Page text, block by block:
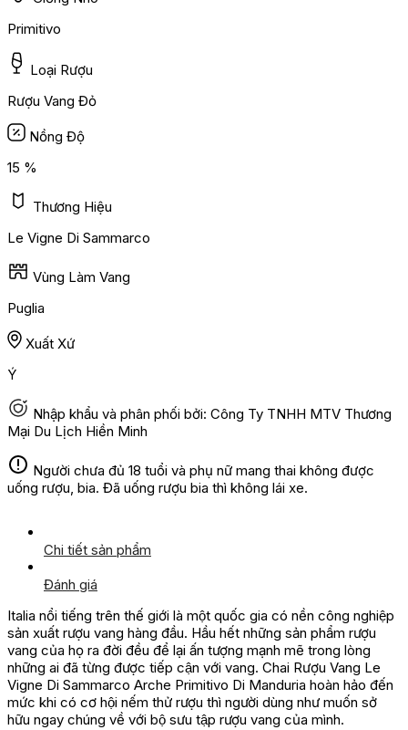
Primitivo
Loại Rượu
Rượu Vang Đỏ
Nồng Độ
15 %
Thương Hiệu
Le Vigne Di Sammarco
Vùng Làm Vang
Puglia
Xuất Xứ
Ý
Nhập khẩu và phân phối bởi: Công Ty TNHH MTV Thương
Mại Du Lịch Hiền Minh
Người chưa đủ 18 tuổi và phụ nữ mang thai không được
uống rượu, bia. Đã uống rượu bia thì không lái xe.
Chi tiết sản phẩm
Đánh giá
Italia nổi tiếng trên thế giới là một quốc gia có nền công nghiệp
sản xuất rượu vang hàng đầu. Hầu hết những sản phẩm rượu
vang của họ ra đời đều để lại ấn tượng mạnh mẽ trong lòng
những ai đã từng được tiếp cận với vang. Chai Rượu Vang Le
Vigne Di Sammarco Arche Primitivo Di Manduria hoàn hảo đến
mức khi có cơ hội nếm thử rượu thì người dùng như muốn sở
hữu ngay chúng về với bộ sưu tập rượu vang của mình.